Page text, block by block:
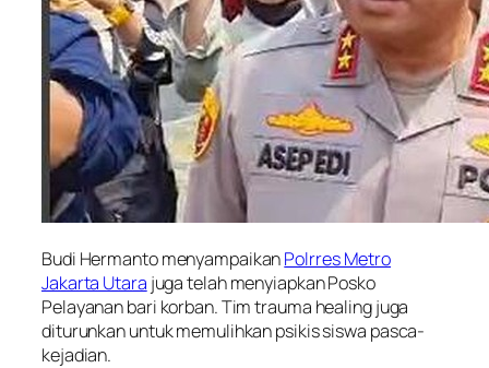
Budi Hermanto menyampaikanPolrres Metro
Jakarta Utara juga telah menyiapkan Posko
Pelayanan bari korban. Tim trauma healing juga
diturunkan untuk memulihkan psikis siswa pasca-
kejadian.